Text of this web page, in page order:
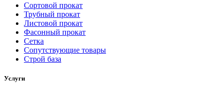
Сортовой прокат
Трубный прокат
Листовой прокат
Фасонный прокат
Сетка
Сопутствующие товары
Строй база
Услуги